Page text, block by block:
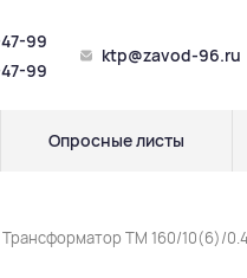
99
99
ktp@zavod-96.ru
Опросные листы
Трансформатор ТМ 160/10(6)/0.4